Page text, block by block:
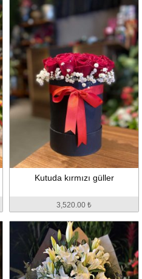
Kutuda kırmızı güller
3,520.00 ₺